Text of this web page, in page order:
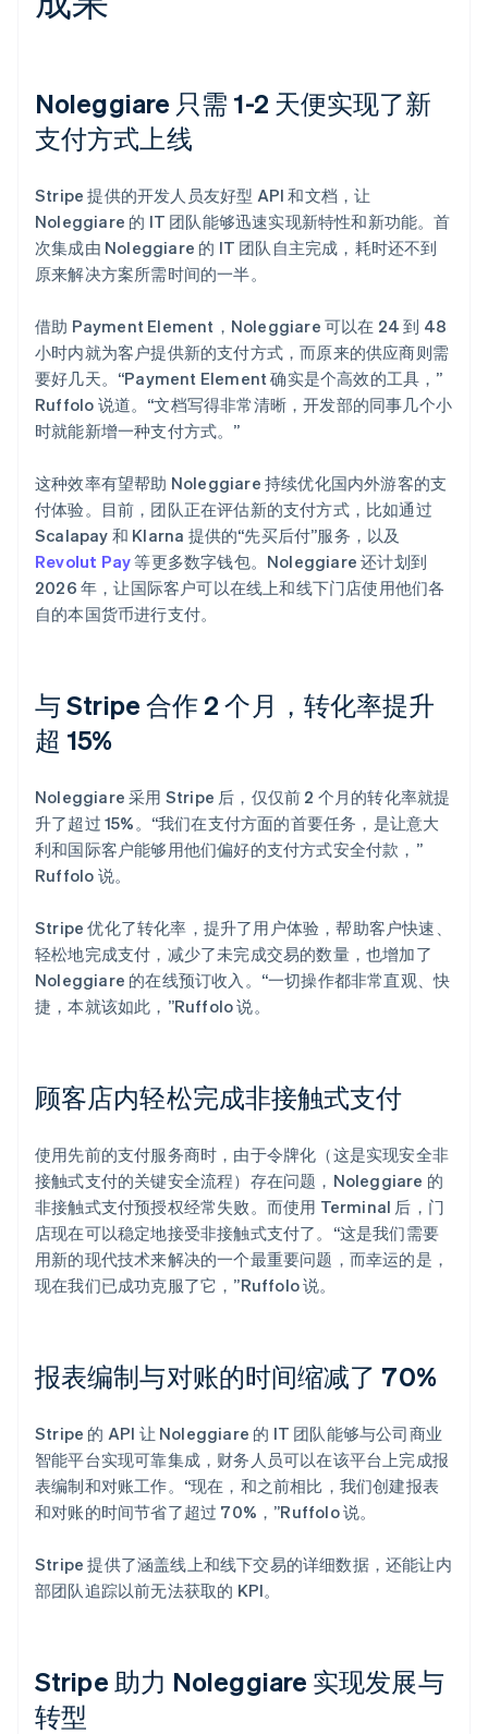
Noleggiare 只需 1-2 天便实现了新
支付方式上线
Stripe 提供的开发人员友好型 API 和文档，让
Noleggiare 的 IT 团队能够迅速实现新特性和新功能。首
次集成由 Noleggiare 的 IT 团队自主完成，耗时还不到
原来解决方案所需时间的一半。
借助 Payment Element，Noleggiare 可以在 24 到 48
小时内就为客户提供新的支付方式，而原来的供应商则需
要好几天。“Payment Element 确实是个高效的工具，”
Ruffolo 说道。“文档写得非常清晰，开发部的同事几个小
时就能新增一种支付方式。”
这种效率有望帮助 Noleggiare 持续优化国内外游客的支
付体验。目前，团队正在评估新的支付方式，比如通过
Scalapay 和 Klarna 提供的“先买后付”服务，以及
Revolut Pay等更多数字钱包。Noleggiare 还计划到
2026 年，让国际客户可以在线上和线下门店使用他们各
自的本国货币进行支付。
与 Stripe 合作 2 个月，转化率提升
超 15%
Noleggiare 采用 Stripe 后，仅仅前 2 个月的转化率就提
升了超过 15%。“我们在支付方面的首要任务，是让意大
利和国际客户能够用他们偏好的支付方式安全付款，”
Ruffolo 说。
Stripe 优化了转化率，提升了用户体验，帮助客户快速、
轻松地完成支付，减少了未完成交易的数量，也增加了
Noleggiare 的在线预订收入。“一切操作都非常直观、快
捷，本就该如此，”Ruffolo 说。
顾客店内轻松完成非接触式支付
使用先前的支付服务商时，由于令牌化（这是实现安全非
接触式支付的关键安全流程）存在问题，Noleggiare 的
非接触式支付预授权经常失败。而使用 Terminal 后，门
店现在可以稳定地接受非接触式支付了。“这是我们需要
用新的现代技术来解决的一个最重要问题，而幸运的是，
现在我们已成功克服了它，”Ruffolo 说。
报表编制与对账的时间缩减了 70%
Stripe 的 API 让 Noleggiare 的 IT 团队能够与公司商业
智能平台实现可靠集成，财务人员可以在该平台上完成报
表编制和对账工作。“现在，和之前相比，我们创建报表
和对账的时间节省了超过 70%，”Ruffolo 说。
Stripe 提供了涵盖线上和线下交易的详细数据，还能让内
部团队追踪以前无法获取的 KPI。
Stripe 助力 Noleggiare 实现发展与
转型